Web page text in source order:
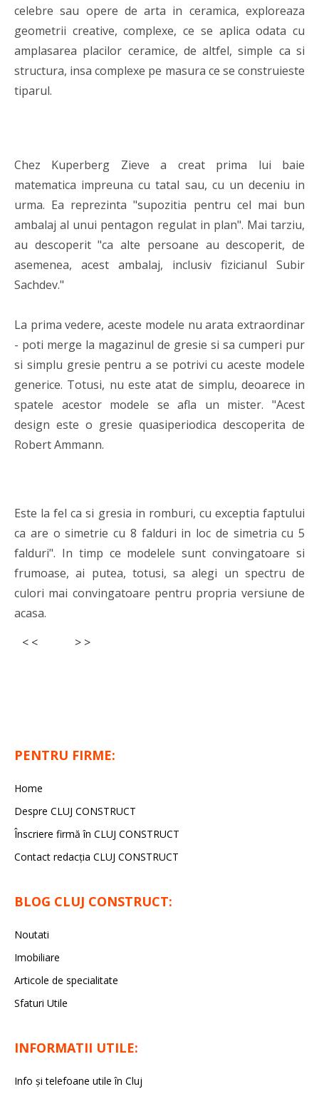
celebre sau opere de arta in ceramica, exploreaza
geometrii creative, complexe, ce se aplica odata cu
amplasarea placilor ceramice, de altfel, simple ca si
structura, insa complexe pe masura ce se construieste
tiparul.
Chez Kuperberg Zieve a creat prima lui baie
matematica impreuna cu tatal sau, cu un deceniu in
urma. Ea reprezinta "supozitia pentru cel mai bun
ambalaj al unui pentagon regulat in plan". Mai tarziu,
au descoperit "ca alte persoane au descoperit, de
asemenea, acest ambalaj, inclusiv fizicianul Subir
Sachdev."
La prima vedere, aceste modele nu arata extraordinar
- poti merge la magazinul de gresie si sa cumperi pur
si simplu gresie pentru a se potrivi cu aceste modele
generice. Totusi, nu este atat de simplu, deoarece in
spatele acestor modele se afla un mister. "Acest
design este o gresie quasiperiodica descoperita de
Robert Ammann.
Este la fel ca si gresia in romburi, cu exceptia faptului
ca are o simetrie cu 8 falduri in loc de simetria cu 5
falduri". In timp ce modelele sunt convingatoare si
frumoase, ai putea, totusi, sa alegi un spectru de
culori mai convingatoare pentru propria versiune de
acasa.
< <
> >
PENTRU FIRME:
Home
Despre CLUJ CONSTRUCT
Înscriere firmă în CLUJ CONSTRUCT
Contact redacția CLUJ CONSTRUCT
BLOG CLUJ CONSTRUCT:
Noutati
Imobiliare
Articole de specialitate
Sfaturi Utile
INFORMATII UTILE:
Info și telefoane utile în Cluj